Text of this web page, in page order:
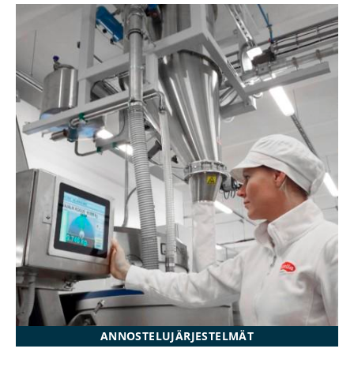
ANNOSTELUJÄRJESTELMÄT